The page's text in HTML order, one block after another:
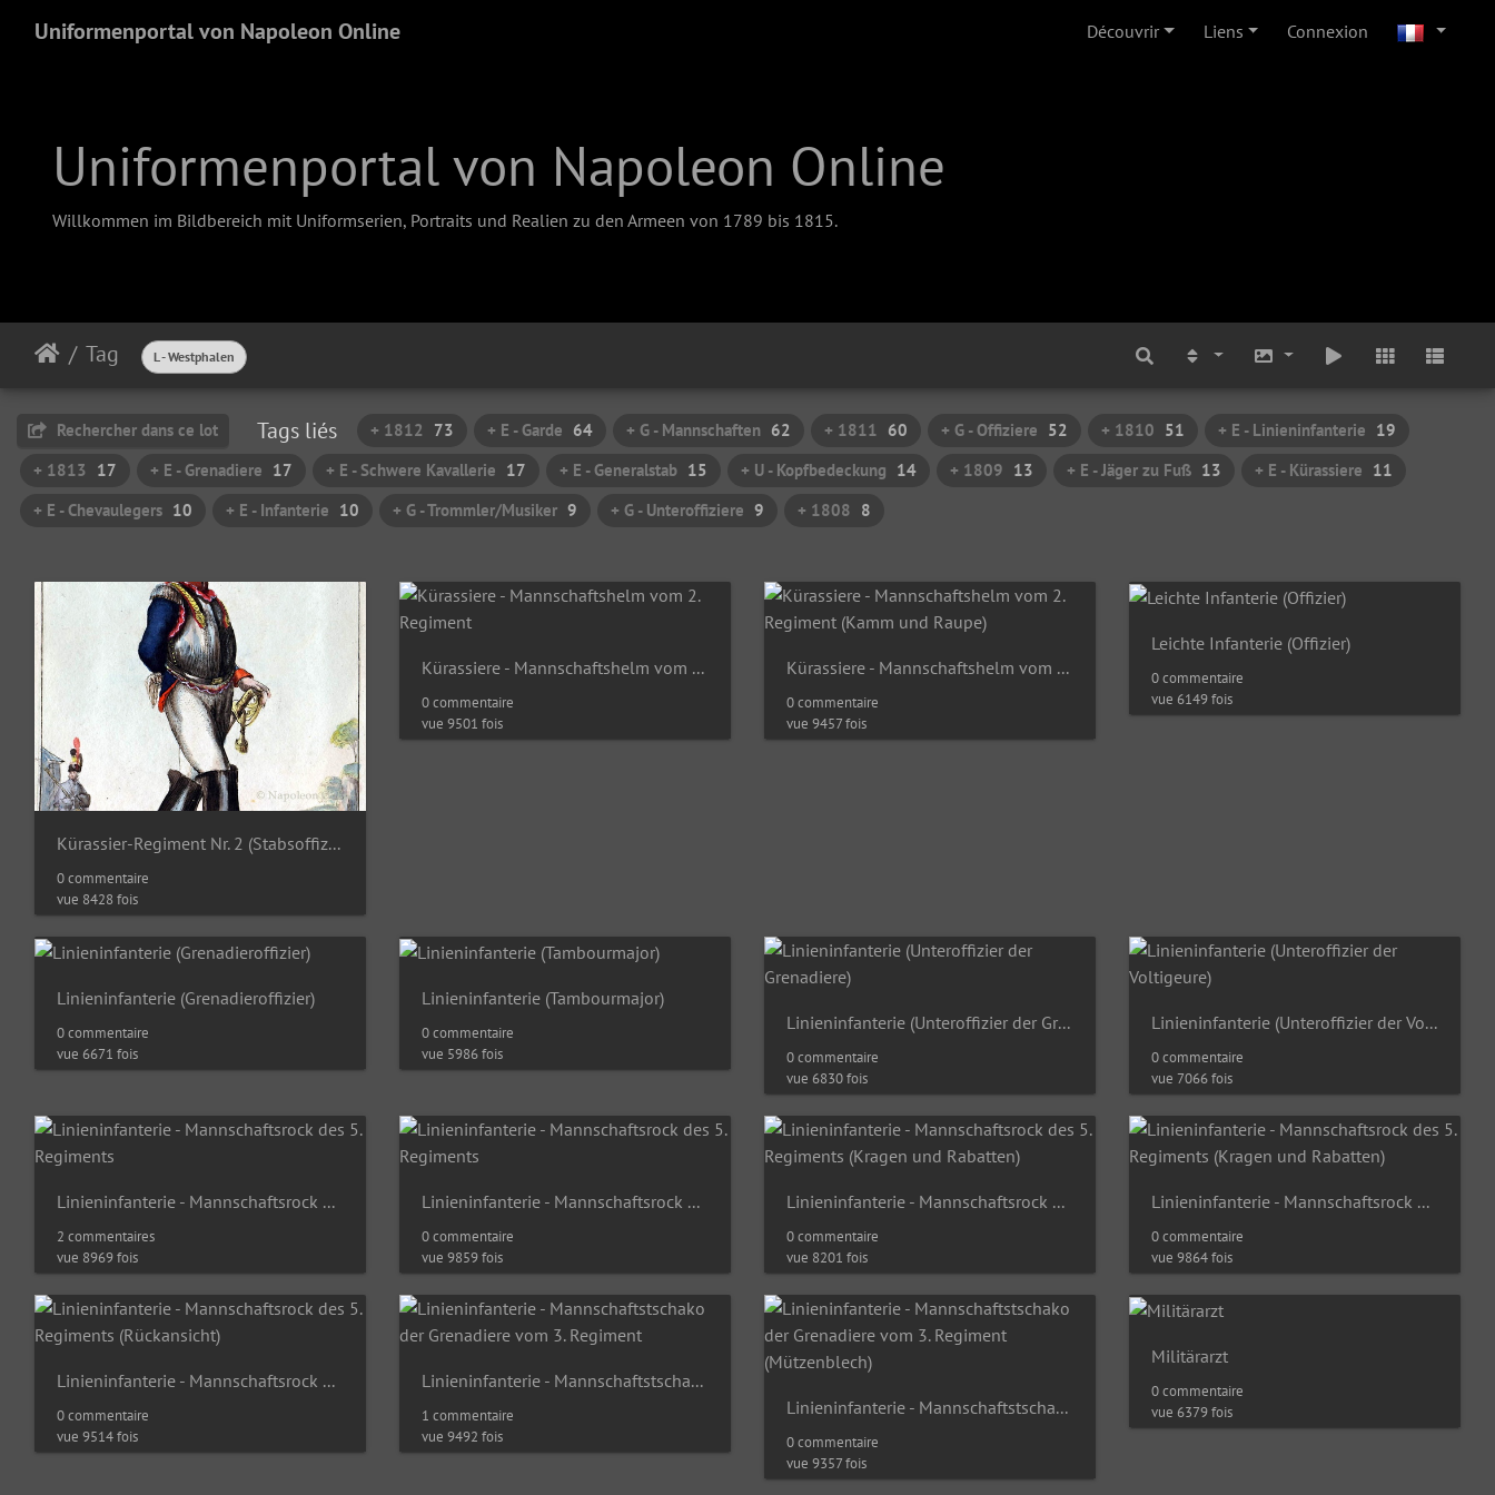
Uniformenportal von Napoleon Online Découvrir Liens Connexion
Uniformenportal von Napoleon Online
Willkommen im Bildbereich mit Uniformserien, Portraits und Realien zu den Armeen von 1789 bis 1815.
Tag L - Westphalen
Rechercher dans ce lot Tags liés + 1812 73 + E - Garde 64 + G - Mannschaften 62 + 1811 60 + G - Offiziere 52 + 1810 51 + E - Linieninfanterie 19
+ 1813 17 + E - Grenadiere 17 + E - Schwere Kavallerie 17 + E - Generalstab 15 + U - Kopfbedeckung 14 + 1809 13 + E - Jäger zu Fuß 13 + E - Kürassiere 11
+ E - Chevaulegers 10 + E - Infanterie 10 + G - Trommler/Musiker 9 + G - Unteroffiziere 9 + 1808 8
Kürassier-Regiment Nr. 2 (Stabsoffizier)
0 commentaire
vue 8428 fois
Kürassiere - Mannschaftshelm vom 2. Regiment
0 commentaire
vue 9501 fois
Kürassiere - Mannschaftshelm vom 2. Regiment (Kamm und Raupe)
0 commentaire
vue 9457 fois
Leichte Infanterie (Offizier)
0 commentaire
vue 6149 fois
Linieninfanterie (Grenadieroffizier)
0 commentaire
vue 6671 fois
Linieninfanterie (Tambourmajor)
0 commentaire
vue 5986 fois
Linieninfanterie (Unteroffizier der Grenadiere)
0 commentaire
vue 6830 fois
Linieninfanterie (Unteroffizier der Voltigeure)
0 commentaire
vue 7066 fois
Linieninfanterie - Mannschaftsrock des 5. Regiments
2 commentaires
vue 8969 fois
Linieninfanterie - Mannschaftsrock des 5. Regiments
0 commentaire
vue 9859 fois
Linieninfanterie - Mannschaftsrock des 5. Regiments (Kragen und Rabatten)
0 commentaire
vue 8201 fois
Linieninfanterie - Mannschaftsrock des 5. Regiments (Kragen und Rabatten)
0 commentaire
vue 9864 fois
Linieninfanterie - Mannschaftsrock des 5. Regiments (Rückansicht)
0 commentaire
vue 9514 fois
Linieninfanterie - Mannschaftstschako der Grenadiere vom 3. Regiment
1 commentaire
vue 9492 fois
Linieninfanterie - Mannschaftstschako der Grenadiere vom 3. Regiment (Mützenblech)
0 commentaire
vue 9357 fois
Militärarzt
0 commentaire
vue 6379 fois